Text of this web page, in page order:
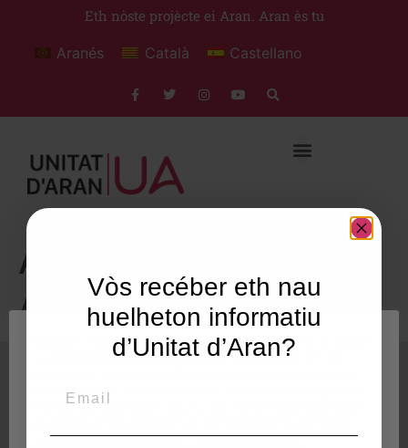
Eth nòste projècte ei Aran. Aran ès tu
Aranés Català Castellano
Angela Cases
Andreu
© 2026 Unitat d'Aran. Toti es drets reservadi.
Utilisam "cookies" en nòste lòc web tà balhar ar usuari
ua experiéncia personalizada e optimizada, en tot
En hèr clic en "Acceptar totes", accèpte er emplec de
TOTES es "cookies". Totun, pòt visitar "Configuracion
Vòs recéber eth nau
huelheton informatiu
d’Unitat d’Aran?